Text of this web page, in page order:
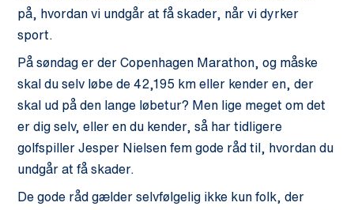
på, hvordan vi undgår at få skader, når vi dyrker
sport.
På søndag er der Copenhagen Marathon, og måske
skal du selv løbe de 42,195 km eller kender en, der
skal ud på den lange løbetur? Men lige meget om det
er dig selv, eller en du kender, så har tidligere
golfspiller Jesper Nielsen fem gode råd til, hvordan du
undgår at få skader.
De gode råd gælder selvfølgelig ikke kun folk, der